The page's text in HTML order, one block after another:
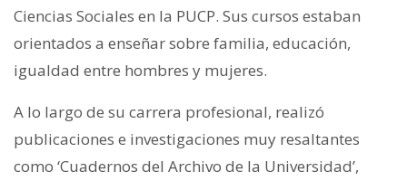
Ciencias Sociales en la PUCP. Sus cursos estaban
orientados a enseñar sobre familia, educación,
igualdad entre hombres y mujeres.
A lo largo de su carrera profesional, realizó
publicaciones e investigaciones muy resaltantes
como ‘Cuadernos del Archivo de la Universidad’,